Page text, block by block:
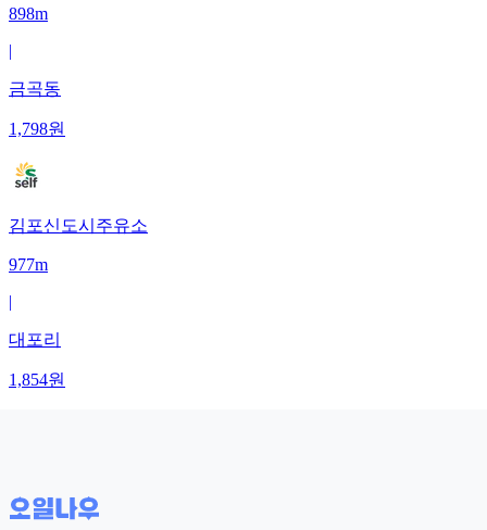
898m
|
금곡동
1,798원
김포신도시주유소
977m
|
대포리
1,854원